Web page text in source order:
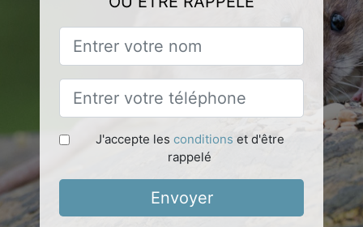
J'accepte les conditions et d'être
rappelé
Envoyer